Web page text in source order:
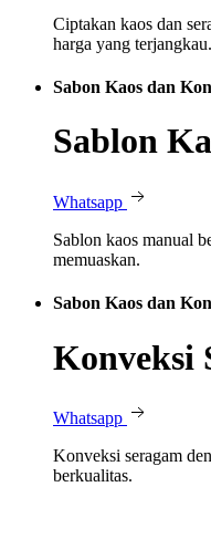
Ciptakan kaos dan
harga yang terjangkau.
Sabon Kaos dan
Sablon
Whatsapp
Sablon kaos manual
memuaskan.
Sabon Kaos dan
Konveksi
Whatsapp
Konveksi seragam
berkualitas.